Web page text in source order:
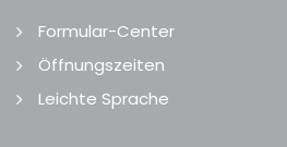
Formular-Center
Öffnungszeiten
Leichte Sprache